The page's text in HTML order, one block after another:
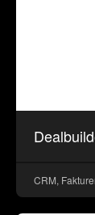
CRM,